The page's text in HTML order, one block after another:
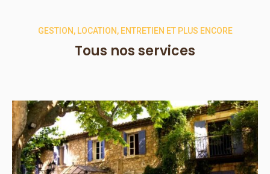
GESTION, LOCATION, ENTRETIEN ET PLUS ENCORE
Tous nos services